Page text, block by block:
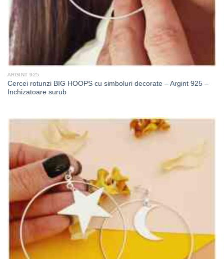
ARGINT 925
Cercei rotunzi BIG HOOPS cu simboluri decorate – Argint 925 –
Inchizatoare surub